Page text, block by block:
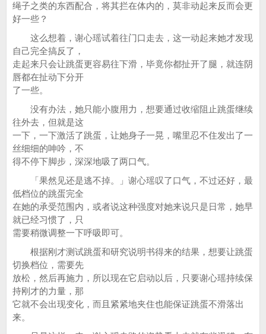
绳子之类的东西配合，将其拦在体内的，莫非动起来反而会更
好一些？
这么想着，谢心瑶试着往门口走去，这一动起来她才发现
自己完全搞反了，
走起来只会让跳蛋更容易往下滑，毕竟你都扯开了腿，就连阴
唇都在扯动下分开
了一些。
没有办法，她只能小腹用力，想要通过收缩阻止跳蛋继续
往外去，但就是这
一下，一下激活了跳蛋，让她身子一晃，嘴里忍不住发出了一
丝细细的呻吟，不
得不停下脚步，深深地吸了两口气。
「果然见还是逃不掉。」谢心瑶叹了口气，不过还好，最
低档位的跳蛋完全
在她的承受范围内，或者说这种强度对她来说只是日常，她早
就已经习惯了，只
需要稍微调整一下呼吸即可。
根据刚才测试跳蛋和研究说明书得来的结果，想要让跳蛋
切换档位，需要先
放松，然后再施力，所以现在它启动以后，只要谢心瑶持续保
持刚才的力量，那
它就不会出现变化，而且紧紧地夹住也能保证跳蛋不滑落出
来。